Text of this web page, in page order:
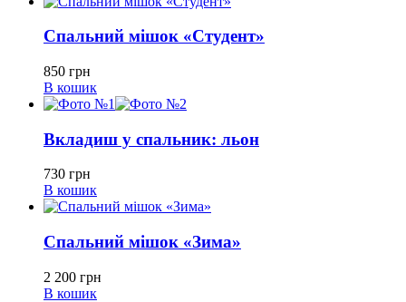
Спальний мішок «Студент»
850 грн
В кошик
Вкладиш у спальник: льон
730 грн
В кошик
Спальний мішок «Зима»
2 200 грн
В кошик